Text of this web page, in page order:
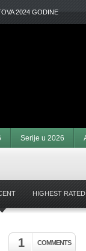
2024 GODINE
Serije u 2026
HIGHEST RATED
1 COMMENTS